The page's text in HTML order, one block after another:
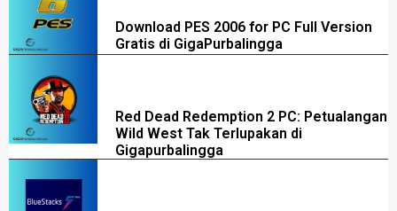
Download PES 2006 for PC Full Version
Gratis di GigaPurbalingga
Red Dead Redemption 2 PC: Petualangan
Wild West Tak Terlupakan di
Gigapurbalingga